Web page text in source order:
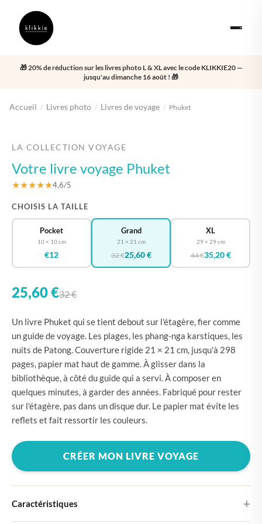
🎁 20% de réduction sur les livres photo L & XL avec le code KLIKKIE20 —
jusqu'au dimanche 16 août ! 🎁
Accueil / Livres photo / Livres de voyage / Phuket
LA COLLECTION VOYAGE
Votre livre voyage Phuket
★★★★★4,6/5
CHOISIS LA TAILLE
Pocket
10 × 10 cm
€12
Grand
21 × 21 cm
32 €25,60 €
XL
29 × 29 cm
44 €35,20 €
25,60 €32 €
Un livre Phuket qui se tient debout sur l'étagère, fier comme
un guide de voyage. Les plages, les phang-nga karstiques, les
nuits de Patong. Couverture rigide 21 × 21 cm, jusqu'à 298
pages, papier mat haut de gamme. À glisser dans la
bibliothèque, à côté du guide qui a servi. À composer en
quelques minutes, à garder des années. Fabriqué pour rester
sur l'étagère, pas dans un disque dur. Le papier mat évite les
reflets et fait ressortir les couleurs.
CRÉER MON LIVRE VOYAGE
Caractéristiques